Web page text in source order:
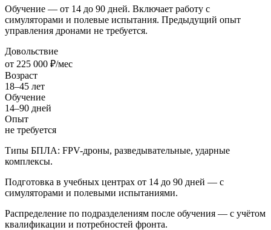
Обучение — от 14 до 90 дней. Включает работу с
симуляторами и полевые испытания. Предыдущий опыт
управления дронами не требуется.
Довольствие
от 225 000 ₽/мес
Возраст
18–45 лет
Обучение
14–90 дней
Опыт
не требуется
Типы БПЛА: FPV-дроны, разведывательные, ударные
комплексы.
Подготовка в учебных центрах от 14 до 90 дней — с
симуляторами и полевыми испытаниями.
Распределение по подразделениям после обучения — с учётом
квалификации и потребностей фронта.